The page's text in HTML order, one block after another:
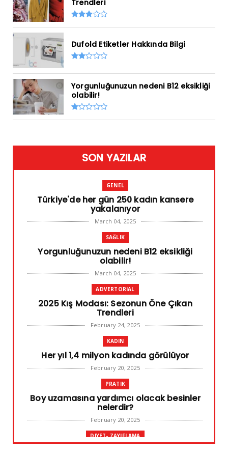
Trendleri
Dufold Etiketler Hakkında Bilgi
Yorgunluğunuzun nedeni B12 eksikliği
olabilir!
SON YAZILAR
GENEL
Türkiye'de her gün 250 kadın kansere
yakalanıyor
March 04, 2025
SAĞLIK
Yorgunluğunuzun nedeni B12 eksikliği
olabilir!
March 04, 2025
ADVERTORIAL
2025 Kış Modası: Sezonun Öne Çıkan
Trendleri
February 24, 2025
KADIN
Her yıl 1,4 milyon kadında görülüyor
February 20, 2025
PRATIK
Boy uzamasına yardımcı olacak besinler
nelerdir?
February 20, 2025
DIYET- ZAYIFLAMA